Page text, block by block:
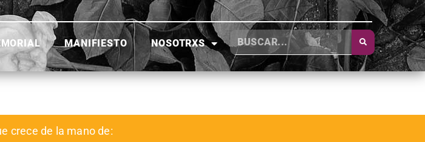
MANIFIESTO NOSOTRXS
crece de la mano de: